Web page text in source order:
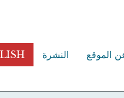
الموقع النشرة